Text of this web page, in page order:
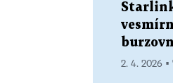
2. 4. 2026